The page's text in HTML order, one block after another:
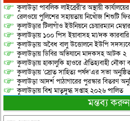
কুলাউড়া পাবলিক লাইব্রেরী’র অস্থায়ী
রেলওয়ে পুলিশের সহায়তায় নিখোঁজ শিশুটি
কুলাউড়ার টিলাগাঁও ইউনিয়নে চেয়ারম্যান
কুলাউড়ায় ১০০ পিস ইয়াবাসহ মা/দক কারবারি
কুলাউড়ায় অবৈধ বালু উত্তোলনে ইউপি
কুলাউড়ায় ডিবির অভিযানে মাদকসহ আটক ২
কুলাউড়ায় হাকালুকি হাওরে ঐতিহ্যবাহী নৌকা
কুলাউড়ায় ‘স্রোত সাহিত্য পর্ষদ’এর সভা
কুলাউড়া আদর্শ পাঠাগারের পুরস্কার বিতরণ
কুলাউড়ায় বিশ্ব মাতৃদুগ্ধ সপ্তাহ ২০২৬ পালিত
মন্তব্য করুন